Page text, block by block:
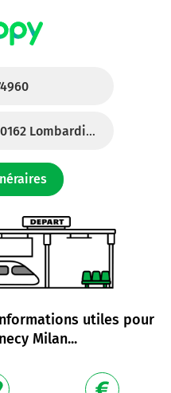
Lombardie (Italie)
utiles pour
Milan...